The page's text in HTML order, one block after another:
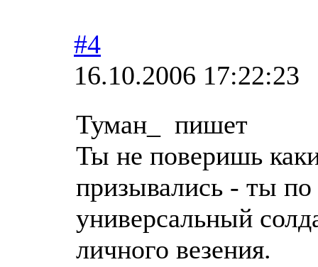
#4
16.10.2006 17:22:23
Туман_ пишет
Ты не поверишь
призывались - ты
универсальный
личного везения.